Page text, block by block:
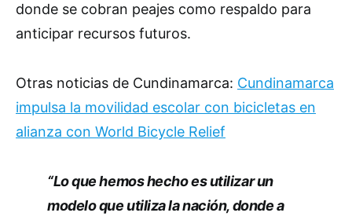
donde se cobran peajes como respaldo para
anticipar recursos futuros.
Otras noticias de Cundinamarca: Cundinamarca
impulsa la movilidad escolar con bicicletas en
alianza con World Bicycle Relief
“Lo que hemos hecho es utilizar un
modelo que utiliza la nación, donde a